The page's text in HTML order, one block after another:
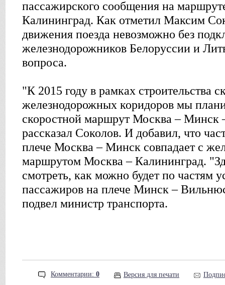
пассажирского сообщения на
Калининград. Как отметил Максим
движения поезда невозможно без
железнодорожников Белоруссии и
вопроса.
"К 2015 году в рамках строительства
железнодорожных коридоров мы
скоростной маршрут Москва – Минск
рассказал Соколов. И добавил, что
плече Москва – Минск совпадает с
маршрутом Москва – Калининград.
смотреть, как можно будет по частям
пассажиров на плече Минск –
подвел министр транспорта.
Комментарии: 0 Версия для печати